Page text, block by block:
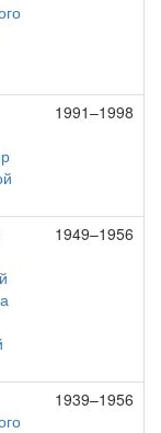
1991–1998
1949–1956
1939–1956